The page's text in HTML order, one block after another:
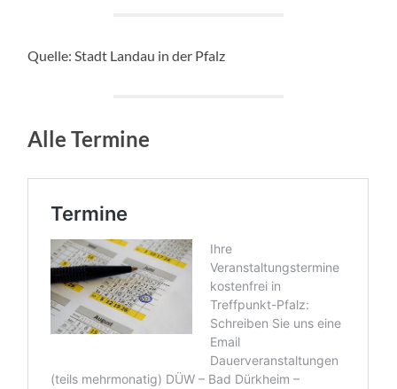
Quelle: Stadt Landau in der Pfalz
Alle Termine